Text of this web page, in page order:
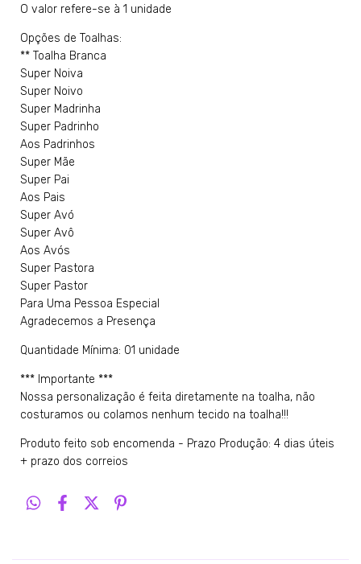
O valor refere-se à 1 unidade
Opções de Toalhas:
** Toalha Branca
Super Noiva
Super Noivo
Super Madrinha
Super Padrinho
Aos Padrinhos
Super Mãe
Super Pai
Aos Pais
Super Avó
Super Avô
Aos Avós
Super Pastora
Super Pastor
Para Uma Pessoa Especial
Agradecemos a Presença
Quantidade Mínima: 01 unidade
*** Importante ***
Nossa personalização é feita diretamente na toalha, não
costuramos ou colamos nenhum tecido na toalha!!!
Produto feito sob encomenda - Prazo Produção: 4 dias úteis
+ prazo dos correios